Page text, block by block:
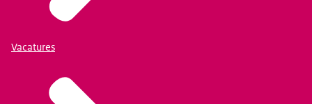
Vacatures